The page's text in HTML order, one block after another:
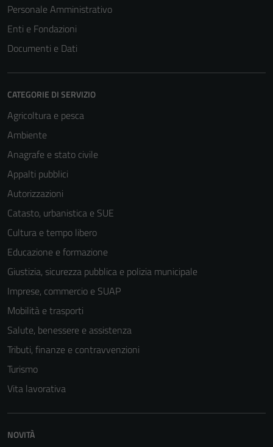
Personale Amministrativo
Enti e Fondazioni
Documenti e Dati
CATEGORIE DI SERVIZIO
Agricoltura e pesca
Ambiente
Anagrafe e stato civile
Appalti pubblici
Autorizzazioni
Catasto, urbanistica e SUE
Cultura e tempo libero
Educazione e formazione
Giustizia, sicurezza pubblica e polizia municipale
Imprese, commercio e SUAP
Mobilità e trasporti
Salute, benessere e assistenza
Tributi, finanze e contravvenzioni
Turismo
Vita lavorativa
NOVITÀ